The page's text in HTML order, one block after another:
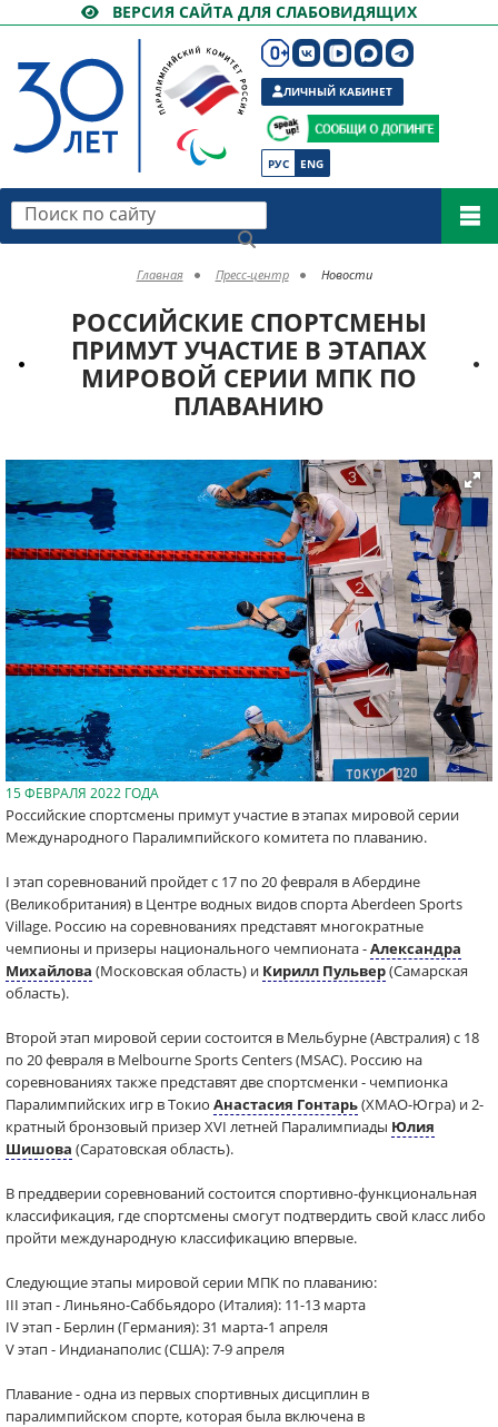
ВЕРСИЯ САЙТА ДЛЯ СЛАБОВИДЯЩИХ
РУС ENG
ЛИЧНЫЙ КАБИНЕТ
Поиск по сайту
Главная Пресс-центр Новости
РОССИЙСКИЕ СПОРТСМЕНЫ
ПРИМУТ УЧАСТИЕ В ЭТАПАХ
МИРОВОЙ СЕРИИ МПК ПО
ПЛАВАНИЮ
15 ФЕВРАЛЯ 2022 ГОДА
Российские спортсмены примут участие в этапах мировой серии
Международного Паралимпийского комитета по плаванию.
I этап соревнований пройдет с 17 по 20 февраля в Абердине
(Великобритания) в Центре водных видов спорта Aberdeen Sports
Village. Россию на соревнованиях представят многократные
чемпионы и призеры национального чемпионата -Александра
Михайлова (Московская область) и Кирилл Пульвер(Самарская
область).
Второй этап мировой серии состоится в Мельбурне (Австралия) с 18
по 20 февраля в Melbourne Sports Centers (MSAC). Россию на
соревнованиях также представят две спортсменки - чемпионка
Паралимпийских игр в Токио Анастасия Гонтарь(ХМАО-Югра) и 2-
кратный бронзовый призер XVI летней Паралимпиады Юлия
Шишова (Саратовская область).
В преддверии соревнований состоится спортивно-функциональная
классификация, где спортсмены смогут подтвердить свой класс либо
пройти международную классификацию впервые.
Следующие этапы мировой серии МПК по плаванию:
III этап - Линьяно-Саббьядоро (Италия): 11-13 марта
IV этап - Берлин (Германия): 31 марта-1 апреля
V этап - Индианаполис (США): 7-9 апреля
Плавание - одна из первых спортивных дисциплин в
паралимпийском спорте, которая была включена в